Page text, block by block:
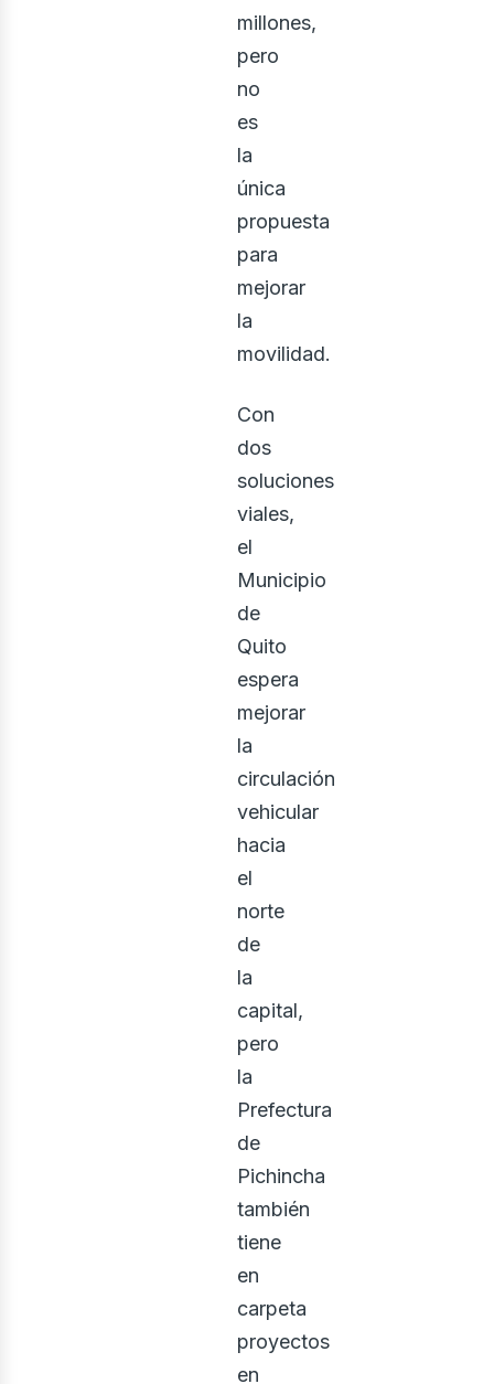
millones,
pero
no
es
la
única
propuesta
para
mejorar
la
movilidad.
Con
dos
soluciones
viales,
el
Municipio
de
Quito
espera
mejorar
la
circulación
vehicular
hacia
el
norte
de
la
capital,
pero
la
Prefectura
de
Pichincha
también
tiene
en
carpeta
proyectos
en